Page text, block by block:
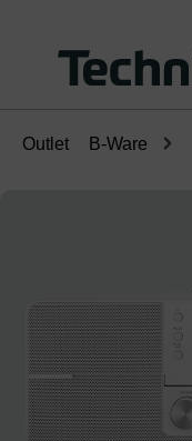
Outlet B-Ware